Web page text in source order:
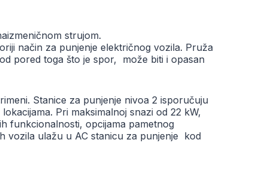
strujom.
način za punjenje električnog vozila. Pruža
pored toga što je spor, može biti i opasan
Stanice za punjenje nivoa 2 isporučuju
Pri maksimalnoj snazi od 22 kW,
funkcionalnosti, opcijama pametnog
vozila ulažu u AC stanicu za punjenje kod